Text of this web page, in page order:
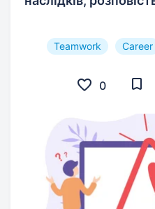
Teamwork Career
0